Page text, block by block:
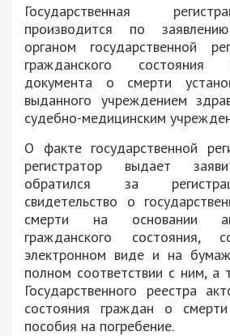
Государственная
производится по
органом государственной
гражданского
документа о смерти
выданного учреждением
судебно-медицинским
О факте государственной
регистратор выдает
обратился за
свидетельство о
смерти на основании
гражданского состояния,
электронном виде и на
полном соответствии с ним, а
Государственного реестра
состояния граждан о
пособия на погребение.